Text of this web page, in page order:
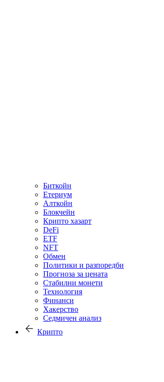
Биткойн
Етериум
Алткойн
Блокчейн
Крипто хазарт
DeFi
ETF
NFT
Обмен
Политики и разпоредби
Прогноза за цената
Стабилни монети
Технология
Финанси
Хакерство
Седмичен анализ
Крипто